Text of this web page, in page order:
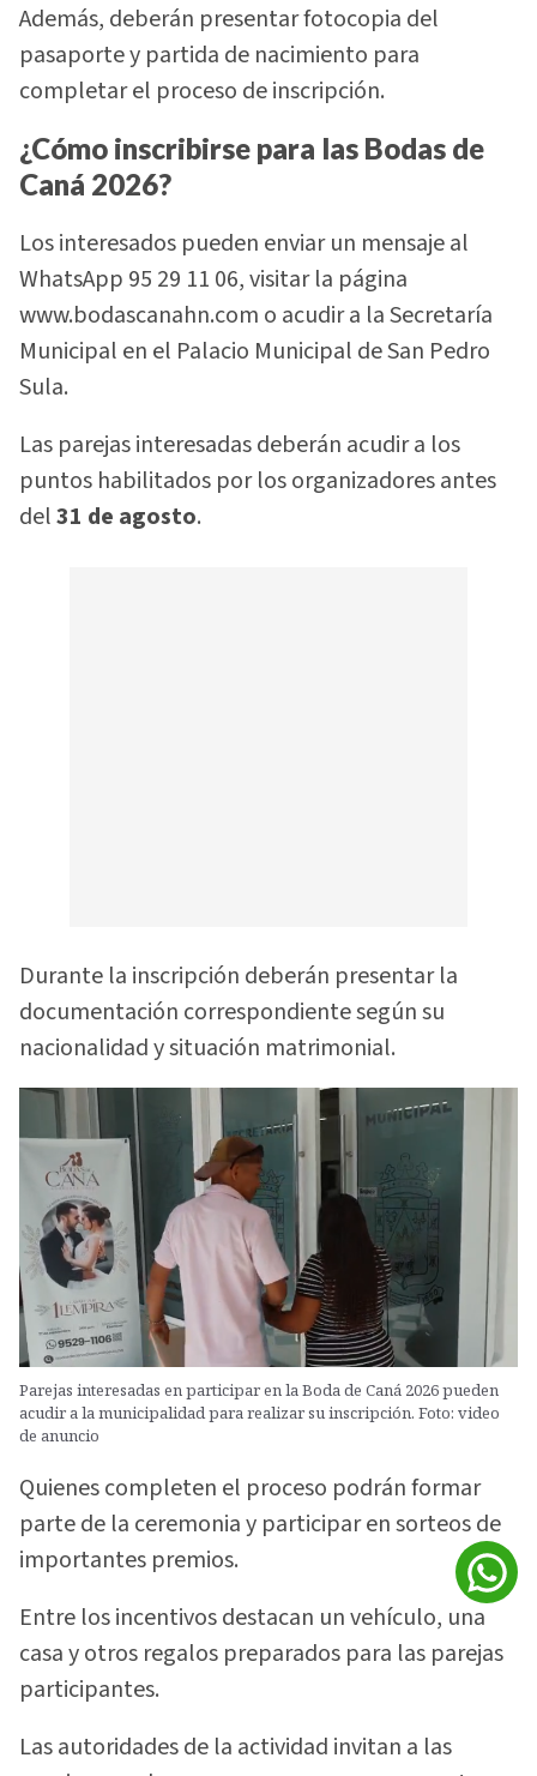
Además, deberán presentar fotocopia del
pasaporte y partida de nacimiento para
completar el proceso de inscripción.
¿Cómo inscribirse para las Bodas de
Caná 2026?
Los interesados pueden enviar un mensaje al
WhatsApp 95 29 11 06, visitar la página
www.bodascanahn.com o acudir a la Secretaría
Municipal en el Palacio Municipal de San Pedro
Sula.
Las parejas interesadas deberán acudir a los
puntos habilitados por los organizadores antes
del31 de agosto.
Durante la inscripción deberán presentar la
documentación correspondiente según su
nacionalidad y situación matrimonial.
Parejas interesadas en participar en la Boda de Caná 2026 pueden
acudir a la municipalidad para realizar su inscripción. Foto: video
de anuncio
Quienes completen el proceso podrán formar
parte de la ceremonia y participar en sorteos de
importantes premios.
Entre los incentivos destacan un vehículo, una
casa y otros regalos preparados para las parejas
participantes.
Las autoridades de la actividad invitan a las